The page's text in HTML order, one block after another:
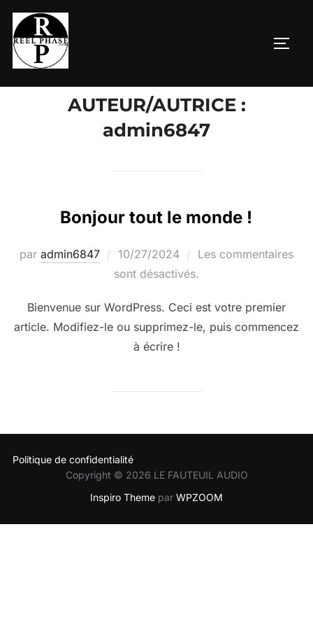
Aller
contenu
AUTEUR/AUTRICE :
admin6847
Bonjour tout le monde !
par admin6847
Publié
le
10/27/2024
Les commentaires
sont désactivés.
Bienvenue sur WordPress. Ceci est votre premier
article. Modifiez-le ou supprimez-le, puis commencez
à écrire !
Politique de confidentialité
Copyright © 2026 LE FAUTEUIL AUDIO
Inspiro Theme par WPZOOM